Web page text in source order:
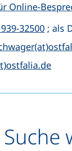
Online-
32500 ; als